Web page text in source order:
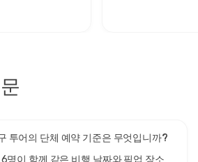
락처 정보 및 예약 과정 전반에 걸친 투
적으로 매력적으로 만듭니다. 10명 이상
볼륨 할인 혜택이 제공되며, 20명 이
투어의 단체 예약 기준은 무엇입니까?
명이 함께 같은 비행 날짜와 픽업 장소